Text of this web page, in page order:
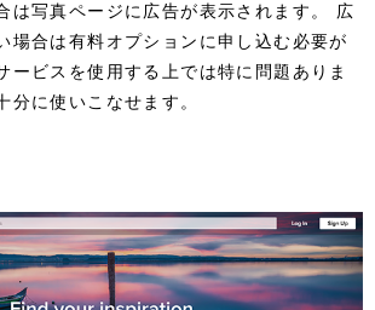
は写真ページに広告が表示されます。 広
場合は有料オプションに申し込む必要が
ービスを使用する上では特に問題ありま
分に使いこなせます。